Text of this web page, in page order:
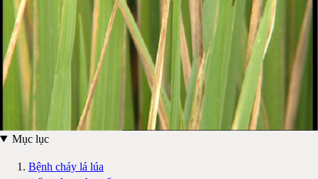
Mục lục
Bệnh cháy lá lúa